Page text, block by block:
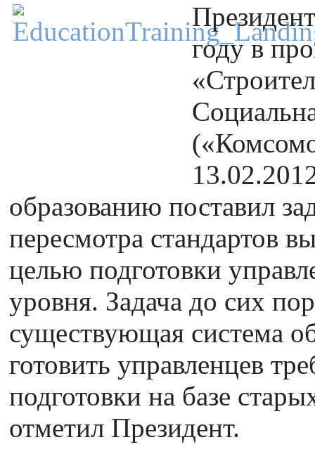
году в
образованию поставил
пересмотра стандартов
целью подготовки
уровня. Задача до сих
существующая система
готовить управленцев
подготовки на базе
отметил Президент.